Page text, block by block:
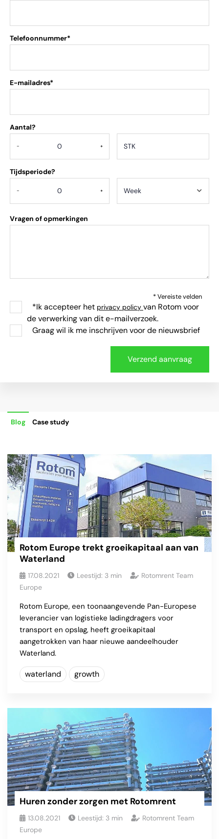
Telefoonnummer*
E-mailadres*
Aantal?
- +
Tijdsperiode?
- +
Vragen of opmerkingen
* Vereiste velden
*Ik accepteer het privacy policy van Rotom voor
de verwerking van dit e-mailverzoek.
Graag wil ik me inschrijven voor de nieuwsbrief
Blog Case study
Rotom Europe trekt groeikapitaal aan van
Waterland
17.08.2021 Leestijd: 3 min
Rotomrent Team
Europe
Rotom Europe, een toonaangevende Pan-Europese
leverancier van logistieke ladingdragers voor
transport en opslag, heeft groeikapitaal
aangetrokken van haar nieuwe aandeelhouder
Waterland.
waterland growth
Huren zonder zorgen met Rotomrent
13.08.2021 Leestijd: 3 min
Rotomrent Team
Europe